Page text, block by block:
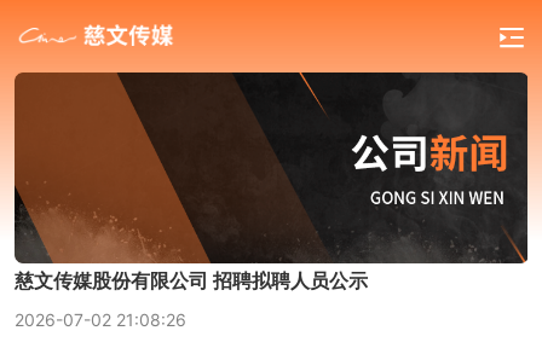
慈文传媒股份有限公司 招聘拟聘人员公示
2026-07-02 21:08:26